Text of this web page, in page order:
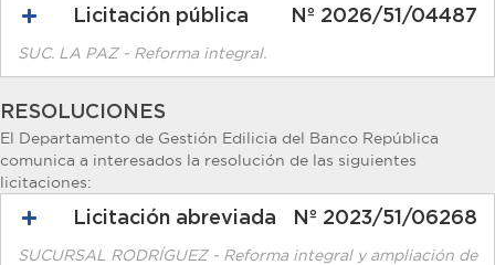
Licitación pública Nº 2026/51/04487
SUC. LA PAZ - Reforma integral.
RESOLUCIONES
El Departamento de Gestión Edilicia del Banco República
comunica a interesados la resolución de las siguientes
licitaciones:
Licitación abreviada Nº 2023/51/06268
SUCURSAL RODRÍGUEZ - Reforma integral y ampliación de